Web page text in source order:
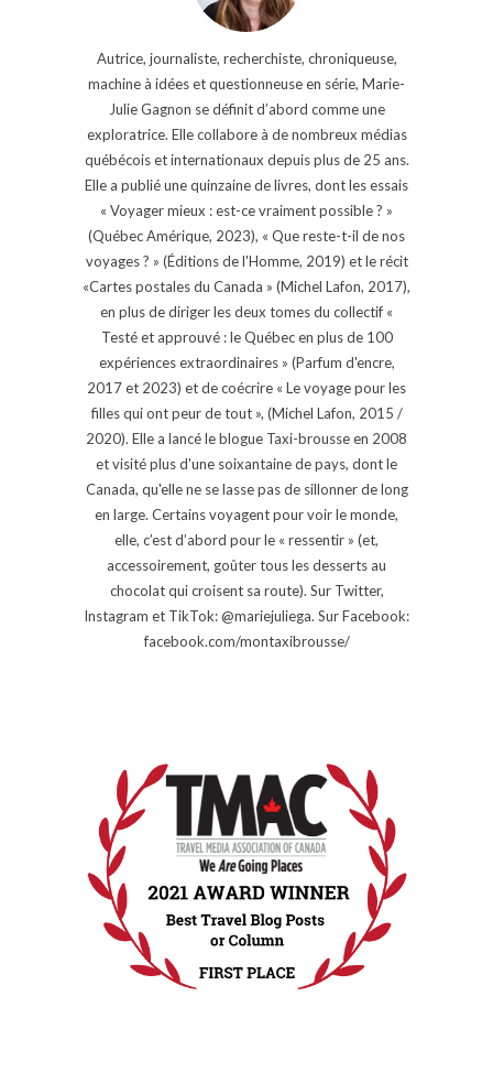
Autrice, journaliste, recherchiste, chroniqueuse,
machine à idées et questionneuse en série, Marie-
Julie Gagnon se définit d’abord comme une
exploratrice. Elle collabore à de nombreux médias
québécois et internationaux depuis plus de 25 ans.
Elle a publié une quinzaine de livres, dont les essais
« Voyager mieux : est-ce vraiment possible ? »
(Québec Amérique, 2023), « Que reste-t-il de nos
voyages ? » (Éditions de l'Homme, 2019) et le récit
«Cartes postales du Canada » (Michel Lafon, 2017),
en plus de diriger les deux tomes du collectif «
Testé et approuvé : le Québec en plus de 100
expériences extraordinaires » (Parfum d'encre,
2017 et 2023) et de coécrire « Le voyage pour les
filles qui ont peur de tout », (Michel Lafon, 2015 /
2020). Elle a lancé le blogue Taxi-brousse en 2008
et visité plus d'une soixantaine de pays, dont le
Canada, qu'elle ne se lasse pas de sillonner de long
en large. Certains voyagent pour voir le monde,
elle, c’est d’abord pour le « ressentir » (et,
accessoirement, goûter tous les desserts au
chocolat qui croisent sa route). Sur Twitter,
Instagram et TikTok: @mariejuliega. Sur Facebook:
facebook.com/montaxibrousse/